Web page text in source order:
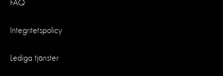
FAQ
Integritetspolicy
Lediga tjänster